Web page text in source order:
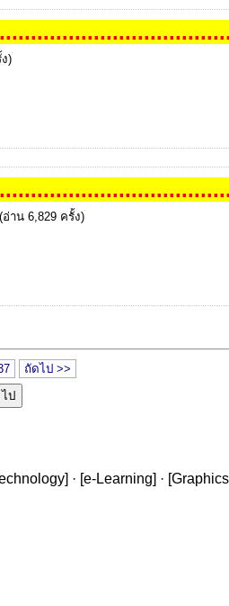
....................................
)
....................................
อ่าน 6,829 ครั้ง)
ถัดไป >>
] · [e-Learning] · [